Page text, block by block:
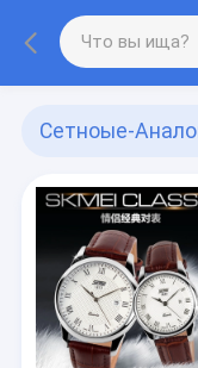
Сетноые-